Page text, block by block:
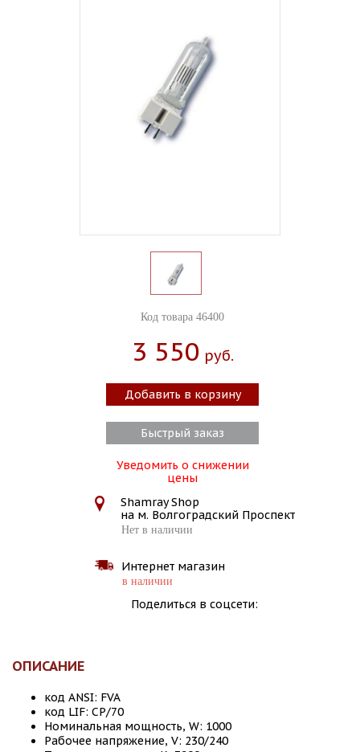
Код товара 46400
3 550 Руб.
Добавить в корзину
Быстрый заказ
Уведомить о снижении
цены
Shamray Shop
на м. Волгоградский Проспект
Нет в наличии
Интернет магазин
в наличии
Поделиться в соцсети:
ОПИСАНИЕ
код ANSI: FVA
код LIF: CP/70
Номинальная мощность, W: 1000
Рабочее напряжение, V: 230/240